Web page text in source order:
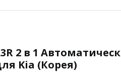
2 в 1
Kia (Корея)